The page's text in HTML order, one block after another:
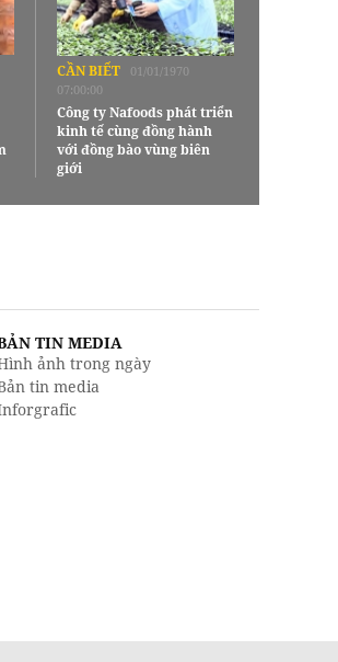
CẦN BIẾT
01/01/1970
07:00:00
Công ty Nafoods phát triển
kinh tế cùng đồng hành
với đồng bào vùng biên
giới
TIN MEDIA
ảnh trong ngày
tin media